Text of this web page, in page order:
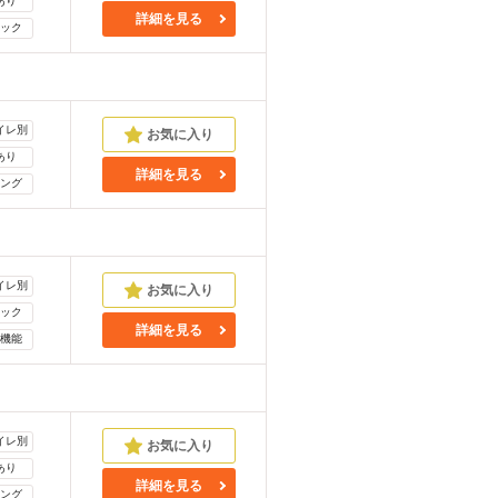
ク
詳細を見る
レ別
り
グ
詳細を見る
レ別
ク
能
詳細を見る
レ別
り
グ
詳細を見る